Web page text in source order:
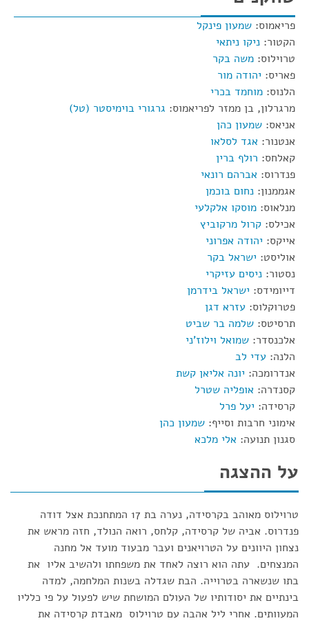
פריאמוס: שמעון פינקל
הקטור: ניקו ניתאי
טרוילוס: משה בקר
פאריס: יהודה מור
הלנוס: מוחמד בכרי
מרגרלון, בן ממזר לפריאמוס: גרגורי בוימיסטר (טל)
אניאס: שמעון כהן
אנטנור: אגד לסלאו
קאלחס: רולף ברין
פנדרוס: אברהם רונאי
אגממנון: נחום בוכמן
מנלאוס: מוסקו אלקלעי
אכילס: קרול מרקוביץ
אייקס: יהודה אפרוני
אוליסט: ישראל בקר
נסטור: ניסים עזיקרי
דייומידס: ישראל בידרמן
פטרוקלוס: עזרא דגן
תרסיטס: שלמה בר שביט
אלכנסדר: שמואל וילוז'ני
הלנה: עדי לב
אנדרומכה: יונה אליאן קשת
קסנדרה: אופליה שטרל
קרסידה: יעל פרל
אימוני חרבות וסייף: שמעון כהן
סגנון תנועה: אלי מלכא
על ההצגה
טרוילוס מאוהב בקרסידה, נערה בת 17 המתחנכת אצל דודה
פנדרוס. אביה של קרסידה, קלחס, רואה הנולד, חזה מראש את
נצחון היוונים על הטרויאנים ועבר מבעוד מועד אל מחנה
המנצחים. עתה הוא רוצה לאחד את משפחתו ולהשיב אליו את
בתו שנשארה בטרוייה. הבת שגדלה בשנות המלחמה, למדה
בינתיים את יסודותיו של העולם המושחת שיש לפעול על פי כלליו
המעוותים. אחרי ליל אהבה עם טרוילוס מאבדת קרסידה את